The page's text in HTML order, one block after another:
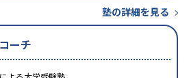
塾の詳細を見る
ーチ